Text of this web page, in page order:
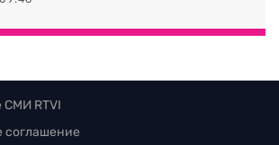
RTVI
соглашение